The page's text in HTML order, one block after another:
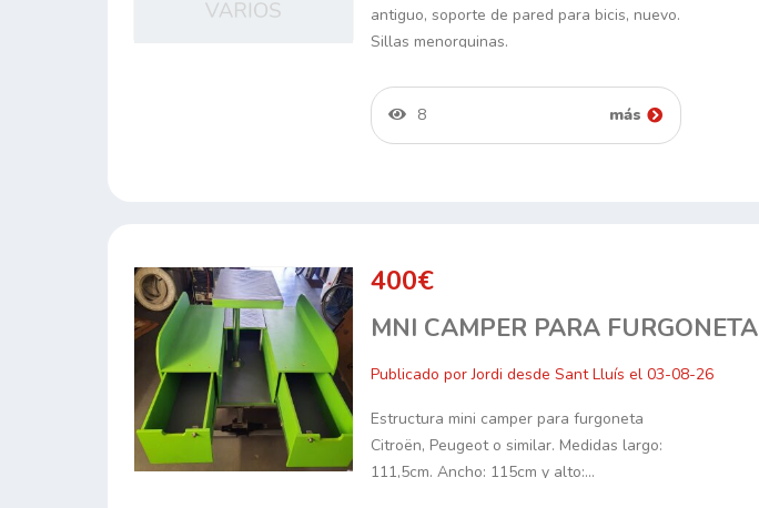
antiguo, soporte de pared para bicis, nuevo.
Sillas menorquinas.
8 más
400€
MNI CAMPER PARA FURGONETA
Publicado por Jordi desde Sant Lluís el 03-08-26
Estructura mini camper para furgoneta
Citroën, Peugeot o similar. Medidas largo:
111,5cm. Ancho: 115cm y alto:…